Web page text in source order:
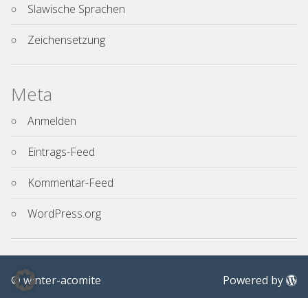
Slawische Sprachen
Zeichensetzung
Meta
Anmelden
Eintrags-Feed
Kommentar-Feed
WordPress.org
© winter-acomite Powered by